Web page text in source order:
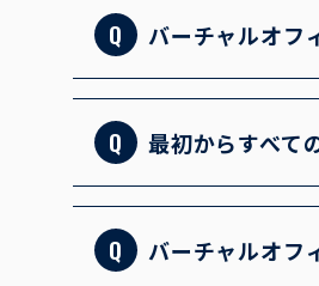
バーチャルオフ
月額料金だけで
た場合の費用ま
最初からすべて
まずは基本サー
出た部分だけオ
バーチャルオフ